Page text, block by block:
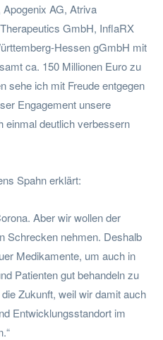
AG, Atriva
GmbH, InflaRX
Hessen gGmbH mit
ca. 150 Millionen Euro zu
sehe ich mit Freude entgegen
Engagement unsere
einmal deutlich verbessern
Spahn erklärt:
Aber wir wollen der
Schrecken nehmen. Deshalb
Medikamente, um auch in
Patienten gut behandeln zu
Zukunft, weil wir damit auch
Entwicklungsstandort im